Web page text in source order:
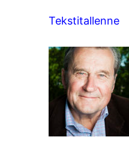
Tekstitallenne